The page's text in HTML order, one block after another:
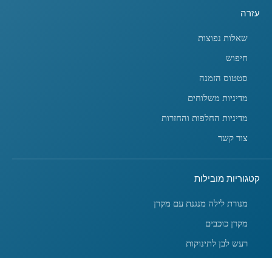
עזרה
שאלות נפוצות
חיפוש
סטטוס הזמנה
מדיניות משלוחים
מדיניות החלפות והחזרות
צור קשר
קטגוריות מובילות
מנורת לילה מנגנת עם מקרן
מקרן כוכבים
רעש לבן לתינוקות